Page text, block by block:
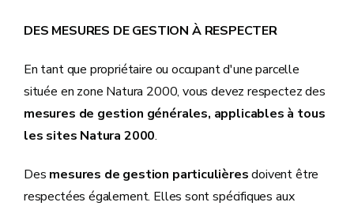
DES MESURES DE GESTION À RESPECTER
En tant que propriétaire ou occupant d'une parcelle
située en zone Natura 2000, vous devez respectez des
mesures de gestion générales, applicables à tous
les sites Natura 2000.
Des mesures de gestion particulièresdoivent être
respectées également. Elles sont spécifiques aux